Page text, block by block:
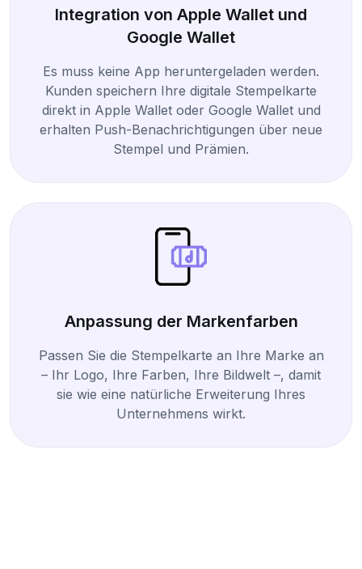
Integration von Apple Wallet und
Google Wallet
Es muss keine App heruntergeladen werden.
Kunden speichern Ihre digitale Stempelkarte
direkt in Apple Wallet oder Google Wallet und
erhalten Push-Benachrichtigungen über neue
Stempel und Prämien.
Anpassung der Markenfarben
Passen Sie die Stempelkarte an Ihre Marke an
– Ihr Logo, Ihre Farben, Ihre Bildwelt –, damit
sie wie eine natürliche Erweiterung Ihres
Unternehmens wirkt.